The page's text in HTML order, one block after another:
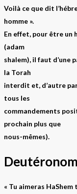
Voilà ce que dit
homme ».
En effet, pour être un
(adam
shalem), il faut d’une
la Torah
interdit et, d’autre
tous les
commandements
prochain plus que
nous-mêmes).
« Tu aimeras